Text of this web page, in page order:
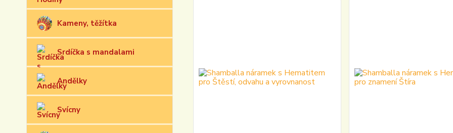
Kameny, těžítka
Srdíčka s mandalami
Andělky
Svícny